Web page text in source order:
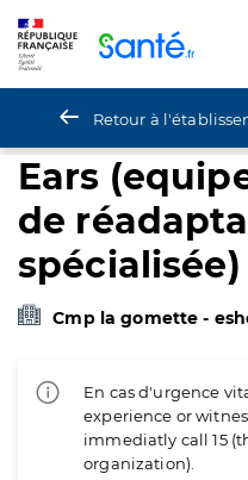
Retour à
Ears
de
spécialisée)
Cmp la gomette -
En cas d'urgence
experience or
immediatly call 15
organization).